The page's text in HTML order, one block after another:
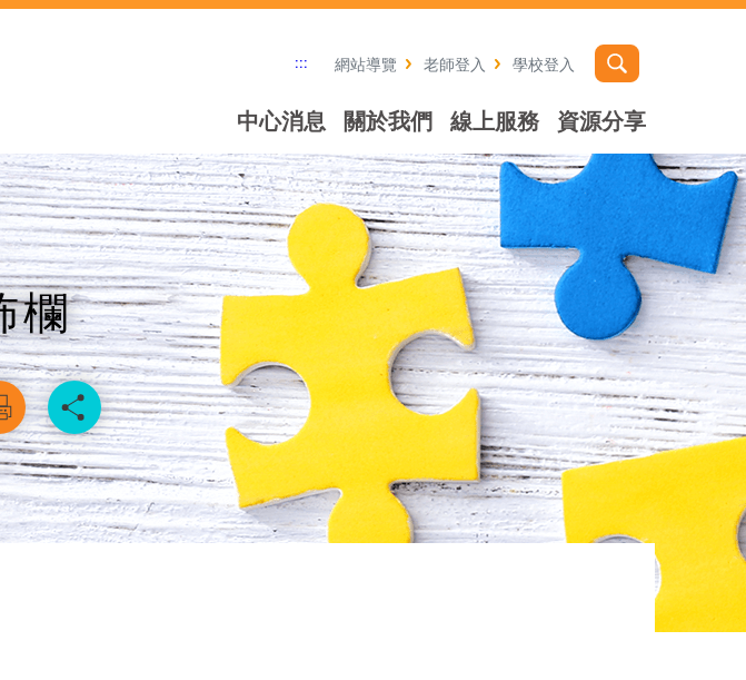
::: 網站導覽 老師登入 學校登入
中心消息 關於我們 線上服務 資源分享
欄
略過字型切換，社群分享工具列